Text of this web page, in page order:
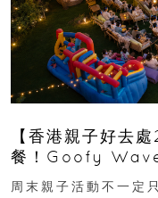
【香港親子好去
餐！Goofy
外影院逢週末登場
周末親子活動不一定